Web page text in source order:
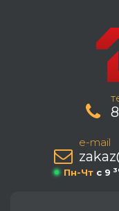
e-mail
Пн-Чт c 9